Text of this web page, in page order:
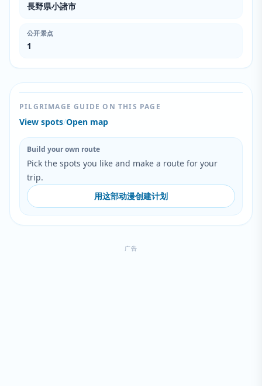
長野県小諸市
公开景点
1
PILGRIMAGE GUIDE ON THIS PAGE
View spots/Open map
Build your own route
Pick the spots you like and make a route for your
trip.
用这部动漫创建计划
广告